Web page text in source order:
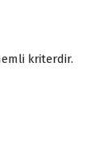
kriterdir.